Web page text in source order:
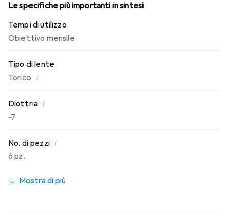
Le specifiche più importanti in sintesi
Tempi di utilizzo
Obiettivo mensile
Tipo di lente
Torico i
Diottria i
-7
No. di pezzi i
6 pz.
Mostra di più